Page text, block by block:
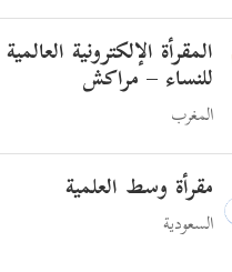
المقرأة الإلكترونية العالمية
للنساء – مراكش
المغرب
مقرأة وسط العلمية
السعودية